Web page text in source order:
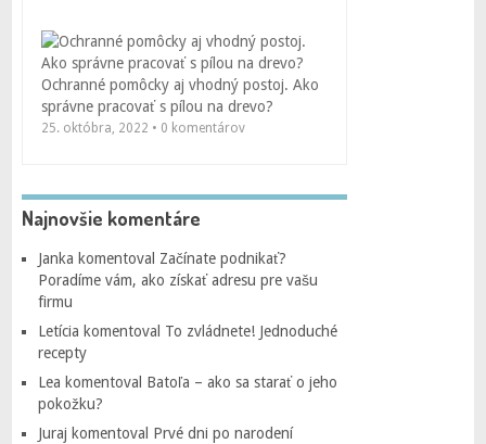
Ochranné pomôcky aj vhodný postoj. Ako
správne pracovať s pílou na drevo?
25. októbra, 2022 • 0 komentárov
Najnovšie komentáre
Janka komentoval Začínate podnikať?
Poradíme vám, ako získať adresu pre vašu
firmu
Letícia komentoval To zvládnete! Jednoduché
recepty
Lea komentoval Batoľa – ako sa starať o jeho
pokožku?
Juraj komentoval Prvé dni po narodení